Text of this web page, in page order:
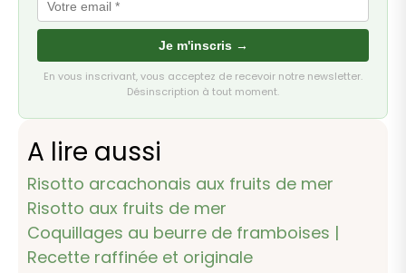
Je m'inscris →
En vous inscrivant, vous acceptez de recevoir notre newsletter.
Désinscription à tout moment.
A lire aussi
Risotto arcachonais aux fruits de mer
Risotto aux fruits de mer
Coquillages au beurre de framboises |
Recette raffinée et originale